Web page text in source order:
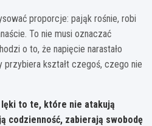
proporcje: pająk rośnie, robi
To nie musi oznaczać
o to, że napięcie narastało
przybiera kształt czegoś, czego nie
lęki to te, które nie atakują
codzienność, zabierają swobodę